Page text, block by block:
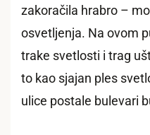
zakoračila hrabro –
osvetljenja. Na ovom
trake svetlosti i trag
to kao sjajan ples
ulice postale bulevari